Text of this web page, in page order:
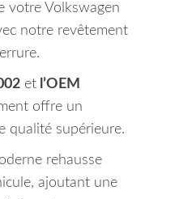
votre Volkswagen
notre revêtement
et l’OEM
offre un
qualité supérieure.
rehausse
ajoutant une